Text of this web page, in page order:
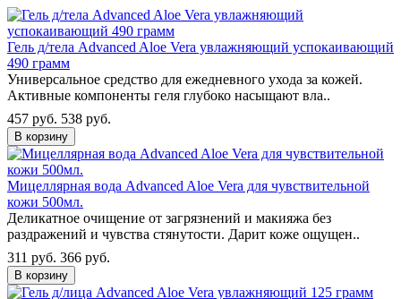
Гель д/тела Advanced Aloe Vera увлажняющий успокаивающий
490 грамм
Универсальное средство для ежедневного ухода за кожей.
Активные компоненты геля глубоко насыщают вла..
457 руб. 538 руб.
В корзину
Мицеллярная вода Advanced Aloe Vera для чувствительной
кожи 500мл.
Деликатное очищение от загрязнений и макияжа без
раздражений и чувства стянутости. Дарит коже ощущен..
311 руб. 366 руб.
В корзину